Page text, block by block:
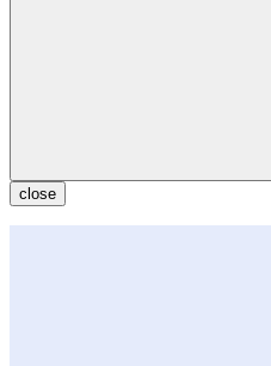
close